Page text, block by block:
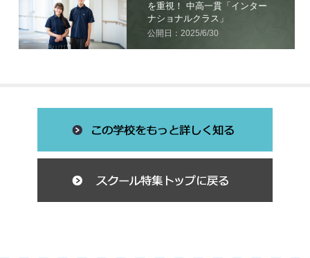
を重視！ 中高一貫「インター
ナショナルクラス」
公開日：2025/6/30